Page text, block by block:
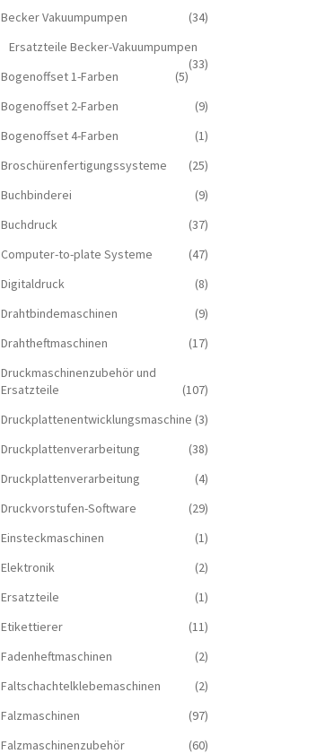
Becker Vakuumpumpen
(34)
Ersatzteile Becker-Vakuumpumpen
(33)
Bogenoffset 1-Farben
(5)
Bogenoffset 2-Farben
(9)
Bogenoffset 4-Farben
(1)
Broschürenfertigungssysteme
(25)
Buchbinderei
(9)
Buchdruck
(37)
Computer-to-plate Systeme
(47)
Digitaldruck
(8)
Drahtbindemaschinen
(9)
Drahtheftmaschinen
(17)
Druckmaschinenzubehör und
Ersatzteile
(107)
Druckplattenentwicklungsmaschine (3)
Druckplattenverarbeitung
(38)
Druckplattenverarbeitung
(4)
Druckvorstufen-Software
(29)
Einsteckmaschinen
(1)
Elektronik
(2)
Ersatzteile
(1)
Etikettierer
(11)
Fadenheftmaschinen
(2)
Faltschachtelklebemaschinen
(2)
Falzmaschinen
(97)
Falzmaschinenzubehör
(60)